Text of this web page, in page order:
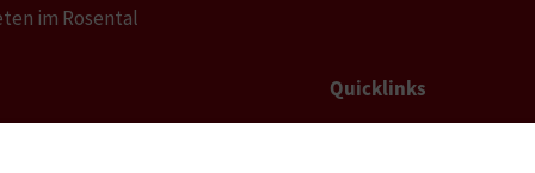
im Rosental
Quicklinks